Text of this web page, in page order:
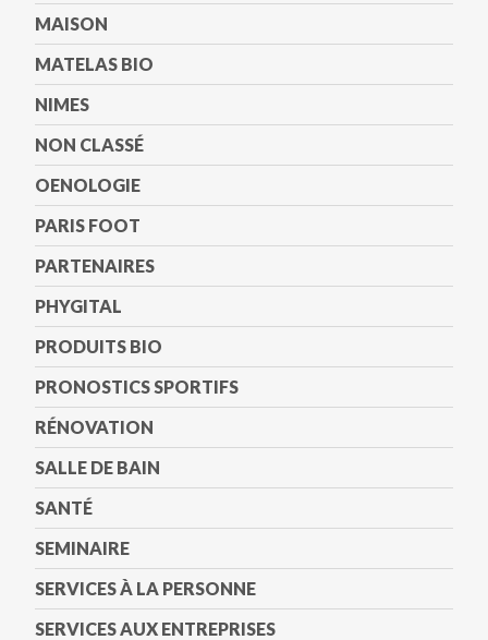
MAISON
MATELAS BIO
NIMES
NON CLASSÉ
OENOLOGIE
PARIS FOOT
PARTENAIRES
PHYGITAL
PRODUITS BIO
PRONOSTICS SPORTIFS
RÉNOVATION
SALLE DE BAIN
SANTÉ
SEMINAIRE
SERVICES À LA PERSONNE
SERVICES AUX ENTREPRISES